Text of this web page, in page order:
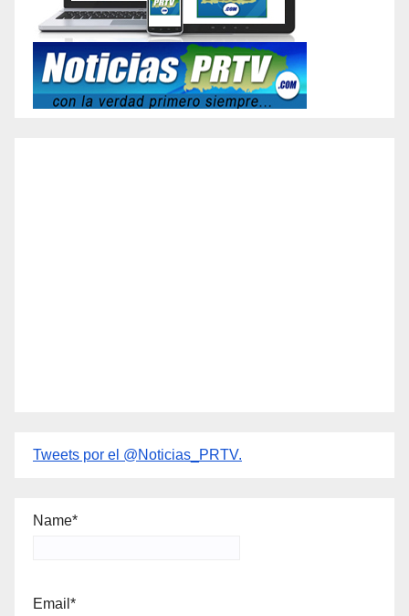
Tweets por el @Noticias_PRTV.
Name*
Email*